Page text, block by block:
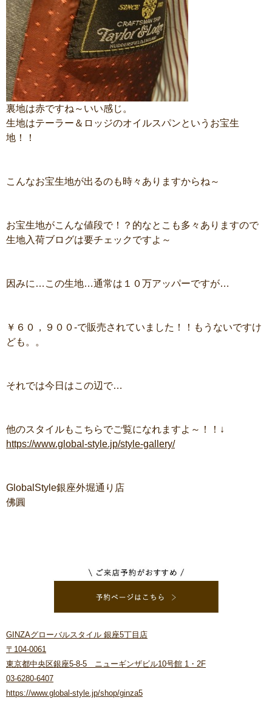
裏地は赤ですね～いい感じ。
生地はテーラー＆ロッジのオイルスパンというお宝生
地！！
こんなお宝生地が出るのも時々ありますからね～
お宝生地がこんな値段で！？的なとこも多々ありますので
生地入荷ブログは要チェックですよ～
因みに…この生地…通常は１０万アッパーですが…
￥６０，９００-で販売されていました！！もうないですけ
ども。。
それでは今日はこの辺で…
他のスタイルもこちらでご覧になれますよ～！！↓
https://www.global-style.jp/style-gallery/
GlobalStyle銀座外堀通り店
佛圓
GINZAグローバルスタイル 銀座5丁目店
〒104-0061
東京都中央区銀座5-8-5 ニューギンザビル10号館 1・2F
03-6280-6407
https://www.global-style.jp/shop/ginza5